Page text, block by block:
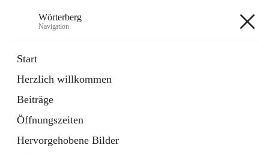
Wörterberg
Navigation
Start
Herzlich willkommen
Beiträge
Öffnungszeiten
Hervorgehobene Bilder
5 Schnellzugriffe
Bürgerservice
9 Schnellzugriffe